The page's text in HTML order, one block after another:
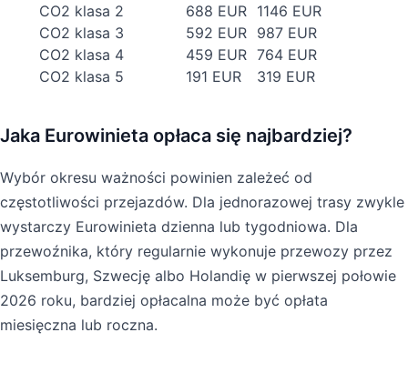
CO2 klasa 2
688 EUR 1146 EUR
CO2 klasa 3
592 EUR 987 EUR
CO2 klasa 4
459 EUR 764 EUR
CO2 klasa 5
191 EUR 319 EUR
Jaka Eurowinieta opłaca się najbardziej?
Wybór okresu ważności powinien zależeć od
częstotliwości przejazdów. Dla jednorazowej trasy zwykle
wystarczy Eurowinieta dzienna lub tygodniowa. Dla
przewoźnika, który regularnie wykonuje przewozy przez
Luksemburg, Szwecję albo Holandię w pierwszej połowie
2026 roku, bardziej opłacalna może być opłata
miesięczna lub roczna.